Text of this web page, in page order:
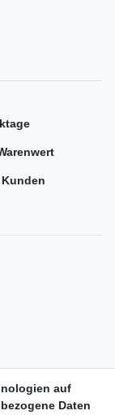
auf
Daten